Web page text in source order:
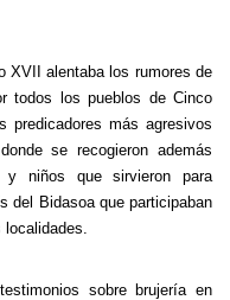
XVII alentaba los rumores de
todos los pueblos de Cinco
más agresivos
se recogieron además
y niños que sirvieron para
del Bidasoa que participaban
localidades.
sobre brujería en